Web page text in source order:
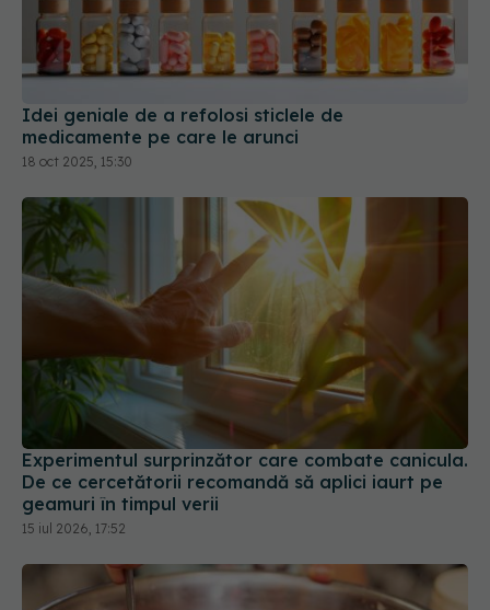
Idei geniale de a refolosi sticlele de
medicamente pe care le arunci
18 oct 2025, 15:30
Experimentul surprinzător care combate canicula.
De ce cercetătorii recomandă să aplici iaurt pe
geamuri în timpul verii
15 iul 2026, 17:52